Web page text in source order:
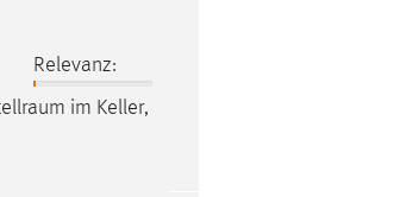
Relevanz:
im Keller,